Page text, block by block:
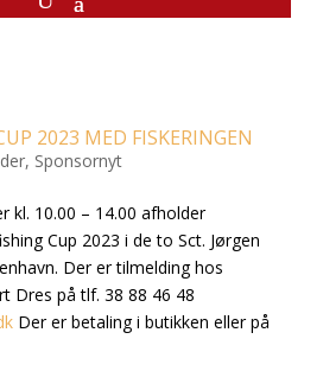
2023 MED FISKERINGEN
, Sponsornyt
kl. 10.00 – 14.00 afholder
Cup 2023 i de to Sct. Jørgen
Der er tilmelding hos
Dres på tlf. 38 88 46 48
Der er betaling i butikken eller på